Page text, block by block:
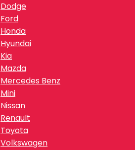
Dodge
Ford
Honda
Hyundai
Kia
Mazda
Mercedes Benz
Mini
Nissan
Renault
Toyota
Volkswagen